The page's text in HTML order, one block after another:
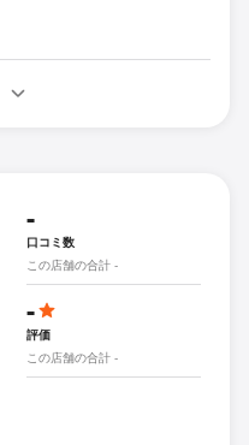
-
口コミ数
この店舗の合計 -
-
評価
この店舗の合計 -